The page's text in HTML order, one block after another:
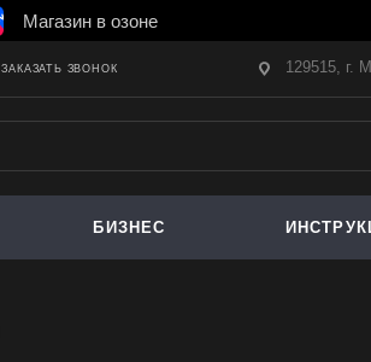
Магазин в озоне
ЗАКАЗАТЬ ЗВОНОК 129515, г.
БИЗНЕС